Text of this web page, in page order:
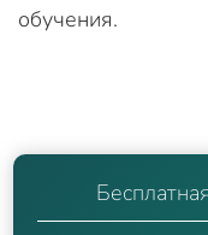
обучения.